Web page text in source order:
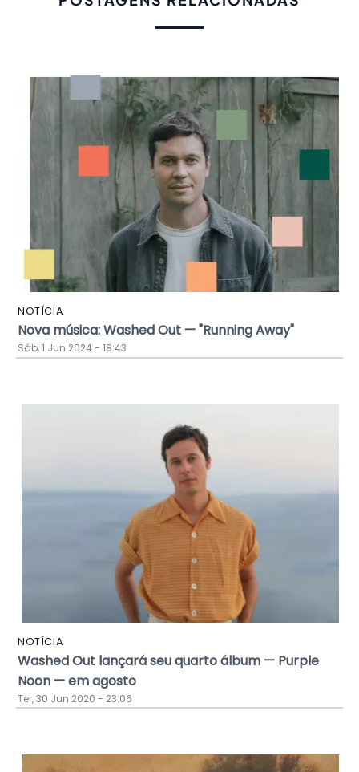
NOTÍCIA
Nova música: Washed Out — "Running Away"
Sáb, 1 Jun 2024 - 18:43
NOTÍCIA
Washed Out lançará seu quarto álbum — Purple
Noon — em agosto
Ter, 30 Jun 2020 - 23:06